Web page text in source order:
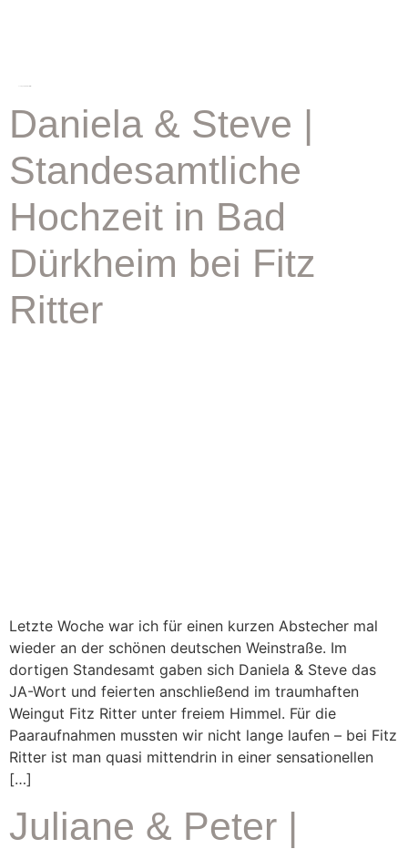
Daniela & Steve |
Standesamtliche
Hochzeit in Bad
Dürkheim bei Fitz
Ritter
Letzte Woche war ich für einen kurzen Abstecher mal
wieder an der schönen deutschen Weinstraße. Im
dortigen Standesamt gaben sich Daniela & Steve das
JA-Wort und feierten anschließend im traumhaften
Weingut Fitz Ritter unter freiem Himmel. Für die
Paaraufnahmen mussten wir nicht lange laufen – bei Fitz
Ritter ist man quasi mittendrin in einer sensationellen
[…]
Juliane & Peter |